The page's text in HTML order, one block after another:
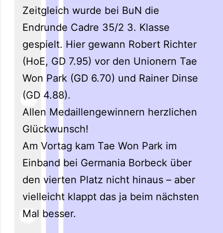
Zeitgleich wurde bei BuN die
Endrunde Cadre 35/2 3. Klasse
gespielt. Hier gewann Robert Richter
(HoE, GD 7.95) vor den Unionern Tae
Won Park (GD 6.70) und Rainer Dinse
(GD 4.88).
Allen Medaillengewinnern herzlichen
Glückwunsch!
Am Vortag kam Tae Won Park im
Einband bei Germania Borbeck über
den vierten Platz nicht hinaus – aber
vielleicht klappt das ja beim nächsten
Mal besser.